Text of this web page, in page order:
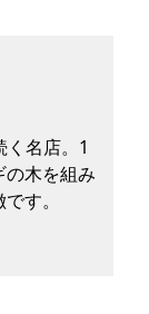
名店。1
木を組み
す。